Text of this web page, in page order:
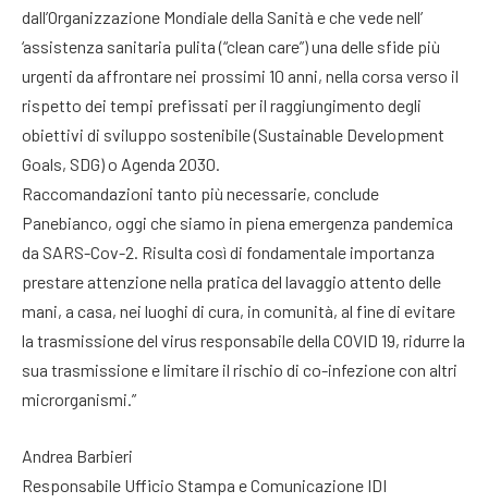
dall’Organizzazione Mondiale della Sanità e che vede nell’
‘assistenza sanitaria pulita (“clean care”) una delle sfide più
urgenti da affrontare nei prossimi 10 anni, nella corsa verso il
rispetto dei tempi prefissati per il raggiungimento degli
obiettivi di sviluppo sostenibile (Sustainable Development
Goals, SDG) o Agenda 2030.
Raccomandazioni tanto più necessarie, conclude
Panebianco, oggi che siamo in piena emergenza pandemica
da SARS-Cov-2. Risulta così di fondamentale importanza
prestare attenzione nella pratica del lavaggio attento delle
mani, a casa, nei luoghi di cura, in comunità, al fine di evitare
la trasmissione del virus responsabile della COVID 19, ridurre la
sua trasmissione e limitare il rischio di co-infezione con altri
microrganismi.”
Andrea Barbieri
Responsabile Ufficio Stampa e Comunicazione IDI